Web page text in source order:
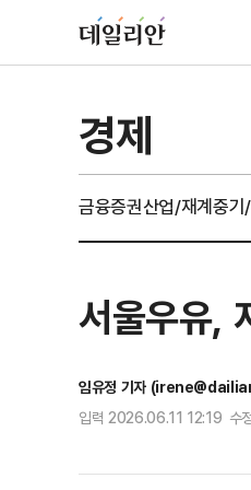
경제
금융증권산업/재계중기
서울우유,
임유정 기자
입력 2026.06.11 12:19 수